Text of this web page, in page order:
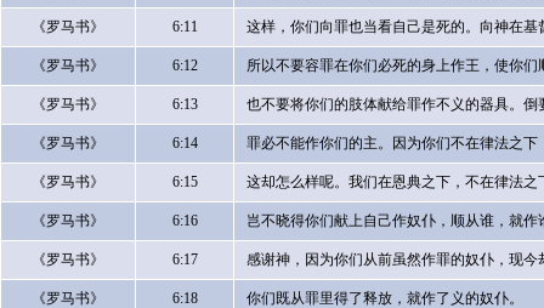
《罗马书》 6:11 这样，你们向罪也当看自己是死的。向神在
《罗马书》 6:12 所以不要容罪在你们必死的身上作王，使你们
《罗马书》 6:13 也不要将你们的肢体献给罪作不义的器具。
《罗马书》 6:14 罪必不能作你们的主。因为你们不在律法之下
《罗马书》 6:15 这却怎么样呢。我们在恩典之下，不在律法
《罗马书》 6:16 岂不晓得你们献上自己作奴仆，顺从谁，就
《罗马书》 6:17 感谢神，因为你们从前虽然作罪的奴仆，现
《罗马书》 6:18 你们既从罪里得了释放，就作了义的奴仆。